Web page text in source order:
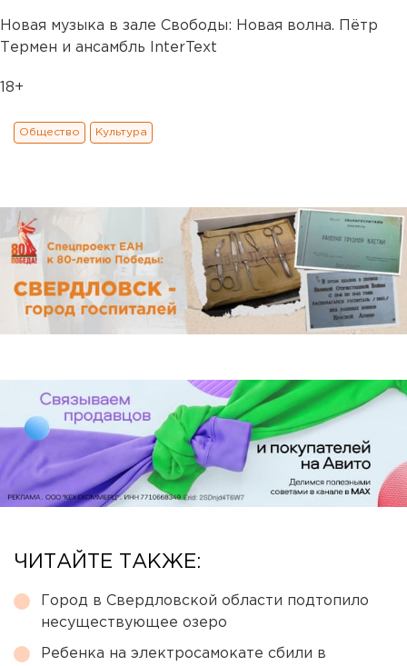
Новая музыка в зале Свободы: Новая волна. Пётр
Термен и ансамбль InterText
18+
Общество Культура
ЧИТАЙТЕ ТАКЖЕ:
Город в Свердловской области подтопило
несуществующее озеро
Ребенка на электросамокате сбили в